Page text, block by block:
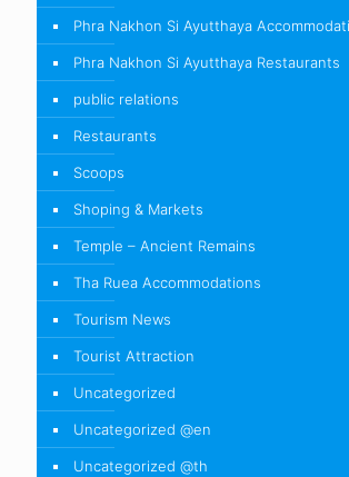
Phra Nakhon Si Ayutthaya
Phra Nakhon Si Ayutthaya Restaurants
public relations
Restaurants
Scoops
Shoping & Markets
Temple – Ancient Remains
Tha Ruea Accommodations
Tourism News
Tourist Attraction
Uncategorized
Uncategorized @en
Uncategorized @th